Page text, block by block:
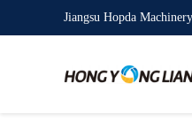
Jiangsu Hopda